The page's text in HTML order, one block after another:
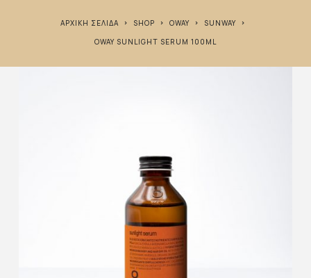
ΑΡΧΙΚΉ ΣΕΛΊΔΑ SHOP OWAY
SUNWAY
OWAY SUNLIGHT SERUM 100ML